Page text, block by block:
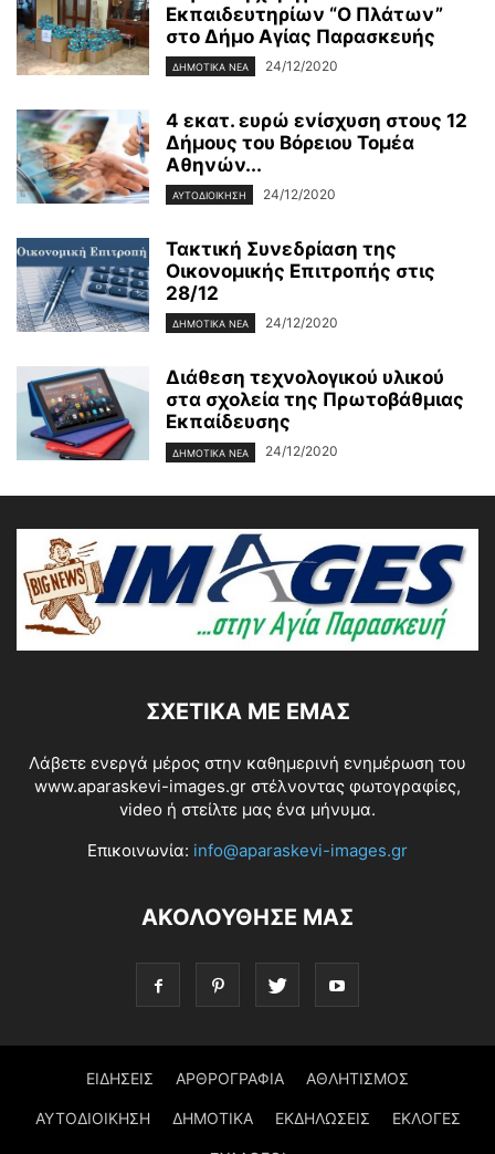
Εκπαιδευτηρίων “Ο Πλάτων”
στο Δήμο Αγίας Παρασκευής
ΔΗΜΟΤΙΚΑ ΝΕΑ 24/12/2020
4 εκατ. ευρώ ενίσχυση στους 12
Δήμους του Βόρειου Τομέα
Αθηνών...
ΑΥΤΟΔΙΟΙΚΗΣΗ 24/12/2020
Τακτική Συνεδρίαση της
Οικονομικής Επιτροπής στις
28/12
ΔΗΜΟΤΙΚΑ ΝΕΑ 24/12/2020
Διάθεση τεχνολογικού υλικού
στα σχολεία της Πρωτοβάθμιας
Εκπαίδευσης
ΔΗΜΟΤΙΚΑ ΝΕΑ 24/12/2020
ΣΧΕΤΙΚΆ ΜΕ ΕΜΆΣ
Λάβετε ενεργά μέρος στην καθημερινή ενημέρωση του
www.aparaskevi-images.gr στέλνοντας φωτογραφίες,
video ή στείλτε μας ένα μήνυμα.
Επικοινωνία: info@aparaskevi-images.gr
ΑΚΟΛΟΥΘΗΣΕ ΜΑΣ
ΕΙΔΗΣΕΙΣ ΑΡΘΡΟΓΡΑΦΙΑ ΑΘΛΗΤΙΣΜΟΣ
ΑΥΤΟΔΙΟΙΚΗΣΗ ΔΗΜΟΤΙΚΑ ΕΚΔΗΛΩΣΕΙΣ ΕΚΛΟΓΕΣ